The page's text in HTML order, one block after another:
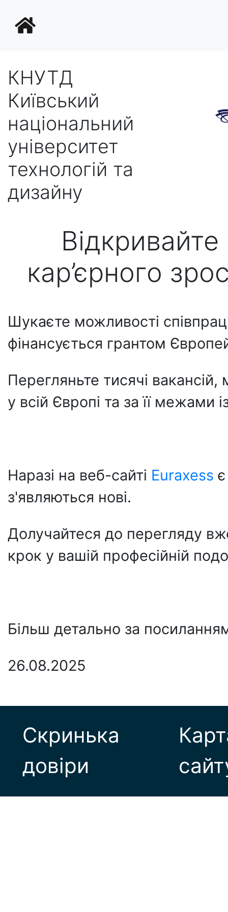
КНУТД
Київський
національний
університет
технологій та
дизайну
кар’єрного
Шукаєте можливості
фінансується грантом
Перегляньте тисячі
у всій Європі та за її межами
Наразі на веб-сайті Euraxess
з'являються нові.
Долучайтеся до перегляду
крок у вашій професійній
Більш детально за
26.08.2025
Скринька
довіри